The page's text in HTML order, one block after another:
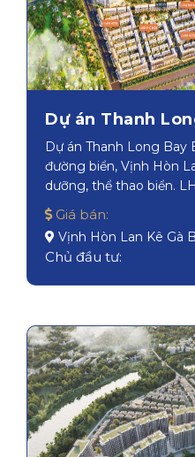
Dự án Thanh
Dự án Thanh Long Bay
đường biển, Vịnh Hòn
dưỡng, thể thao biển.
Long Bay
Giá bán:
Vịnh Hòn Lan Kê Gà
Chủ đầu tư: